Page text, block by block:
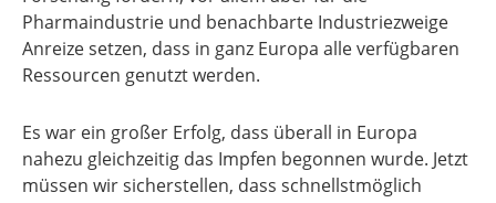
Pharmaindustrie und benachbarte Industriezweige
Anreize setzen, dass in ganz Europa alle verfügbaren
Ressourcen genutzt werden.
Es war ein großer Erfolg, dass überall in Europa
nahezu gleichzeitig das Impfen begonnen wurde. Jetzt
müssen wir sicherstellen, dass schnellstmöglich